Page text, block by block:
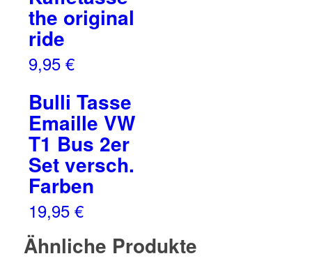
the original
ride
9,95 €
Bulli Tasse
Emaille VW
T1 Bus 2er
Set versch.
Farben
19,95 €
Ähnliche Produkte